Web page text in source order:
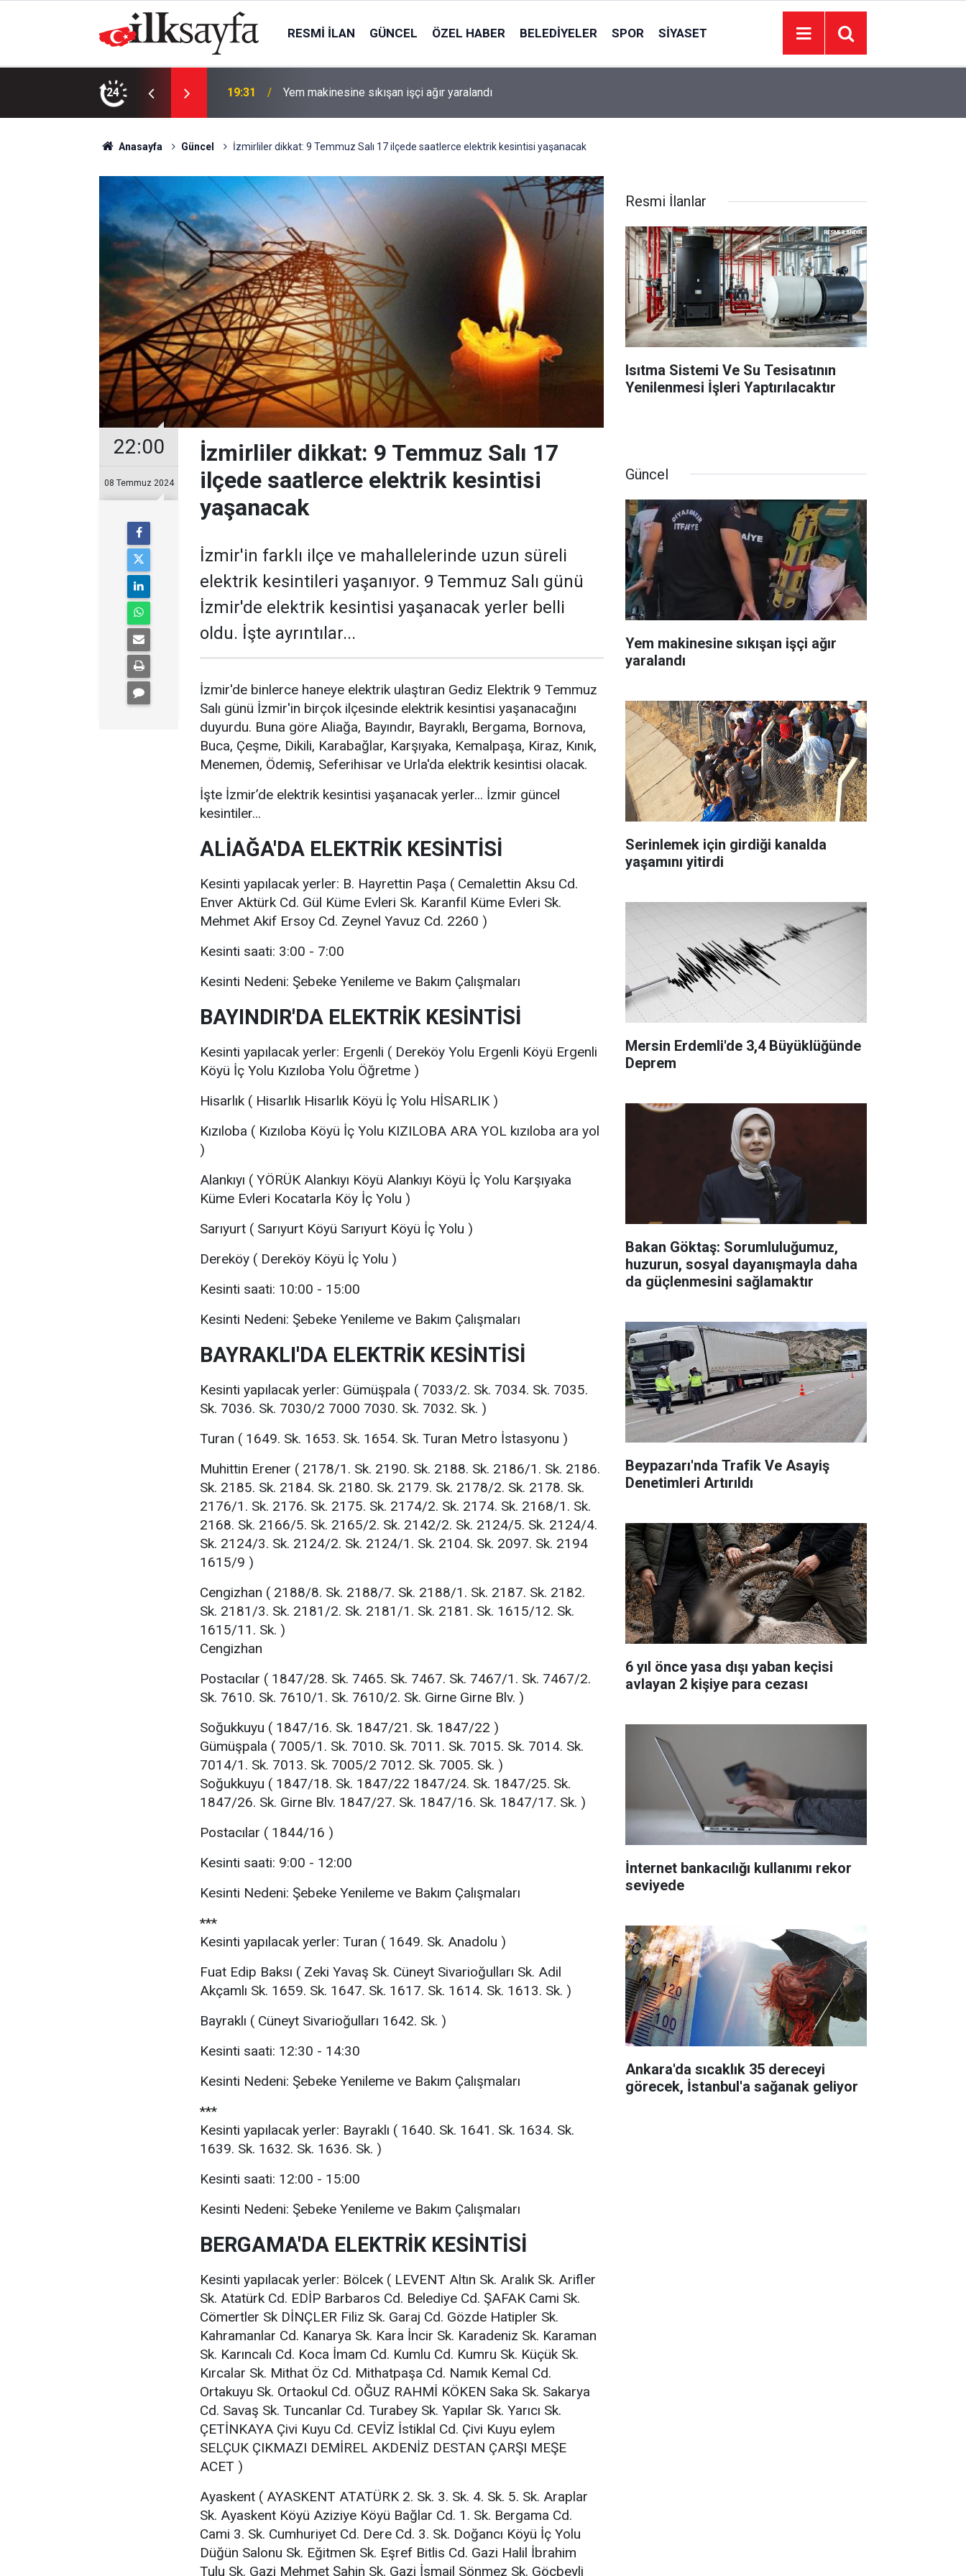
RESMI İLAN GÜNCEL ÖZEL HABER BELEDIYELER SPOR SIYASET
24 19:30
maçı canlı nasıl izlenir?
Anasayfa Güncel İzmirliler dikkat: 9 Temmuz Salı 17 ilçede saatlerce elektrik kesintisi yaşanacak
22:00
08 Temmuz 2024
İzmirliler dikkat: 9 Temmuz Salı 17
ilçede saatlerce elektrik kesintisi
yaşanacak
İzmir'in farklı ilçe ve mahallelerinde uzun süreli
elektrik kesintileri yaşanıyor. 9 Temmuz Salı günü
İzmir'de elektrik kesintisi yaşanacak yerler belli
oldu. İşte ayrıntılar...
İzmir'de binlerce haneye elektrik ulaştıran Gediz Elektrik 9 Temmuz
Salı günü İzmir'in birçok ilçesinde elektrik kesintisi yaşanacağını
duyurdu. Buna göre Aliağa, Bayındır, Bayraklı, Bergama, Bornova,
Buca, Çeşme, Dikili, Karabağlar, Karşıyaka, Kemalpaşa, Kiraz, Kınık,
Menemen, Ödemiş, Seferihisar ve Urla'da elektrik kesintisi olacak.
İşte İzmir’de elektrik kesintisi yaşanacak yerler... İzmir güncel
kesintiler...
ALİAĞA'DA ELEKTRİK KESİNTİSİ
Kesinti yapılacak yerler: B. Hayrettin Paşa ( Cemalettin Aksu Cd.
Enver Aktürk Cd. Gül Küme Evleri Sk. Karanfil Küme Evleri Sk.
Mehmet Akif Ersoy Cd. Zeynel Yavuz Cd. 2260 )
Kesinti saati: 3:00 - 7:00
Kesinti Nedeni: Şebeke Yenileme ve Bakım Çalışmaları
BAYINDIR'DA ELEKTRİK KESİNTİSİ
Kesinti yapılacak yerler: Ergenli ( Dereköy Yolu Ergenli Köyü Ergenli
Köyü İç Yolu Kızıloba Yolu Öğretme )
Hisarlık ( Hisarlık Hisarlık Köyü İç Yolu HİSARLIK )
Kızıloba ( Kızıloba Köyü İç Yolu KIZILOBA ARA YOL kızıloba ara yol
)
Alankıyı ( YÖRÜK Alankıyı Köyü Alankıyı Köyü İç Yolu Karşıyaka
Küme Evleri Kocatarla Köy İç Yolu )
Sarıyurt ( Sarıyurt Köyü Sarıyurt Köyü İç Yolu )
Dereköy ( Dereköy Köyü İç Yolu )
Kesinti saati: 10:00 - 15:00
Kesinti Nedeni: Şebeke Yenileme ve Bakım Çalışmaları
BAYRAKLI'DA ELEKTRİK KESİNTİSİ
Kesinti yapılacak yerler: Gümüşpala ( 7033/2. Sk. 7034. Sk. 7035.
Sk. 7036. Sk. 7030/2 7000 7030. Sk. 7032. Sk. )
Turan ( 1649. Sk. 1653. Sk. 1654. Sk. Turan Metro İstasyonu )
Muhittin Erener ( 2178/1. Sk. 2190. Sk. 2188. Sk. 2186/1. Sk. 2186.
Sk. 2185. Sk. 2184. Sk. 2180. Sk. 2179. Sk. 2178/2. Sk. 2178. Sk.
2176/1. Sk. 2176. Sk. 2175. Sk. 2174/2. Sk. 2174. Sk. 2168/1. Sk.
2168. Sk. 2166/5. Sk. 2165/2. Sk. 2142/2. Sk. 2124/5. Sk. 2124/4.
Sk. 2124/3. Sk. 2124/2. Sk. 2124/1. Sk. 2104. Sk. 2097. Sk. 2194
1615/9 )
Cengizhan ( 2188/8. Sk. 2188/7. Sk. 2188/1. Sk. 2187. Sk. 2182.
Sk. 2181/3. Sk. 2181/2. Sk. 2181/1. Sk. 2181. Sk. 1615/12. Sk.
1615/11. Sk. )
Cengizhan
Postacılar ( 1847/28. Sk. 7465. Sk. 7467. Sk. 7467/1. Sk. 7467/2.
Sk. 7610. Sk. 7610/1. Sk. 7610/2. Sk. Girne Girne Blv. )
Soğukkuyu ( 1847/16. Sk. 1847/21. Sk. 1847/22 )
Gümüşpala ( 7005/1. Sk. 7010. Sk. 7011. Sk. 7015. Sk. 7014. Sk.
7014/1. Sk. 7013. Sk. 7005/2 7012. Sk. 7005. Sk. )
Soğukkuyu ( 1847/18. Sk. 1847/22 1847/24. Sk. 1847/25. Sk.
1847/26. Sk. Girne Blv. 1847/27. Sk. 1847/16. Sk. 1847/17. Sk. )
Postacılar ( 1844/16 )
Kesinti saati: 9:00 - 12:00
Kesinti Nedeni: Şebeke Yenileme ve Bakım Çalışmaları
***
Kesinti yapılacak yerler: Turan ( 1649. Sk. Anadolu )
Fuat Edip Baksı ( Zeki Yavaş Sk. Cüneyt Sivarioğulları Sk. Adil
Akçamlı Sk. 1659. Sk. 1647. Sk. 1617. Sk. 1614. Sk. 1613. Sk. )
Bayraklı ( Cüneyt Sivarioğulları 1642. Sk. )
Kesinti saati: 12:30 - 14:30
Kesinti Nedeni: Şebeke Yenileme ve Bakım Çalışmaları
***
Kesinti yapılacak yerler: Bayraklı ( 1640. Sk. 1641. Sk. 1634. Sk.
1639. Sk. 1632. Sk. 1636. Sk. )
Kesinti saati: 12:00 - 15:00
Kesinti Nedeni: Şebeke Yenileme ve Bakım Çalışmaları
BERGAMA'DA ELEKTRİK KESİNTİSİ
Kesinti yapılacak yerler: Bölcek ( LEVENT Altın Sk. Aralık Sk. Arifler
Sk. Atatürk Cd. EDİP Barbaros Cd. Belediye Cd. ŞAFAK Cami Sk.
Cömertler Sk DİNÇLER Filiz Sk. Garaj Cd. Gözde Hatipler Sk.
Kahramanlar Cd. Kanarya Sk. Kara İncir Sk. Karadeniz Sk. Karaman
Sk. Karıncalı Cd. Koca İmam Cd. Kumlu Cd. Kumru Sk. Küçük Sk.
Kırcalar Sk. Mithat Öz Cd. Mithatpaşa Cd. Namık Kemal Cd.
Ortakuyu Sk. Ortaokul Cd. OĞUZ RAHMİ KÖKEN Saka Sk. Sakarya
Cd. Savaş Sk. Tuncanlar Cd. Turabey Sk. Yapılar Sk. Yarıcı Sk.
ÇETİNKAYA Çivi Kuyu Cd. CEVİZ İstiklal Cd. Çivi Kuyu eylem
SELÇUK ÇIKMAZI DEMİREL AKDENİZ DESTAN ÇARŞI MEŞE
ACET )
Ayaskent ( AYASKENT ATATÜRK 2. Sk. 3. Sk. 4. Sk. 5. Sk. Araplar
Sk. Ayaskent Köyü Aziziye Köyü Bağlar Cd. 1. Sk. Bergama Cd.
Cami 3. Sk. Cumhuriyet Cd. Dere Cd. 3. Sk. Doğancı Köyü İç Yolu
Düğün Salonu Sk. Eğitmen Sk. Eşref Bitlis Cd. Gazi Halil İbrahim
Tulu Sk. Gazi Mehmet Şahin Sk. Gazi İsmail Sönmez Sk. Göçbeyli
Resmi İlanlar
Isıtma Sistemi Ve Su Tesisatının
Yenilenmesi İşleri Yaptırılacaktır
Güncel
Yem makinesine sıkışan işçi ağır
yaralandı
Serinlemek için girdiği kanalda
yaşamını yitirdi
Mersin Erdemli'de 3,4 Büyüklüğünde
Deprem
Bakan Göktaş: Sorumluluğumuz,
huzurun, sosyal dayanışmayla daha
da güçlenmesini sağlamaktır
Beypazarı'nda Trafik Ve Asayiş
Denetimleri Artırıldı
6 yıl önce yasa dışı yaban keçisi
avlayan 2 kişiye para cezası
İnternet bankacılığı kullanımı rekor
seviyede
Ankara'da sıcaklık 35 dereceyi
görecek, İstanbul'a sağanak geliyor